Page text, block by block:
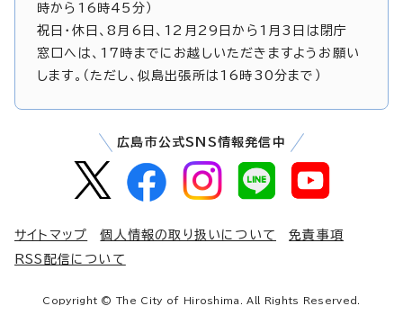
時から16時45分）
祝日・休日、8月6日、12月29日から1月3日は閉庁
窓口へは、17時までにお越しいただきますようお願い
します。（ただし、似島出張所は16時30分まで）
広島市公式SNS情報発信中
サイトマップ 個人情報の取り扱いについて
免責事項
RSS配信について
Copyright © The City of Hiroshima. All Rights Reserved.